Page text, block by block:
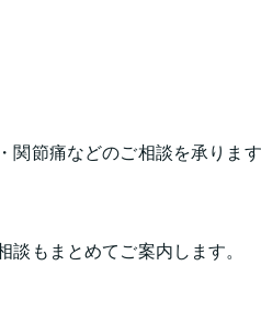
節痛などのご相談を承り
もまとめてご案内します。